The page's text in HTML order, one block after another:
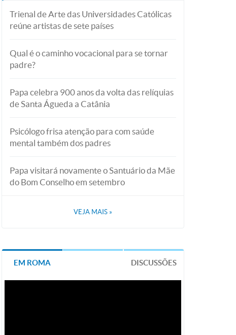
Trienal de Arte das Universidades Católicas
reúne artistas de sete países
Qual é o caminho vocacional para se tornar
padre?
Papa celebra 900 anos da volta das relíquias
de Santa Águeda a Catânia
Psicólogo frisa atenção para com saúde
mental também dos padres
Papa visitará novamente o Santuário da Mãe
do Bom Conselho em setembro
VEJA MAIS »
EM ROMA DISCUSSÕES